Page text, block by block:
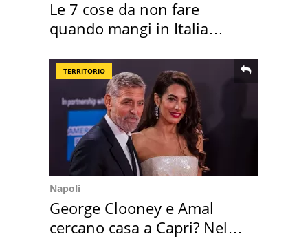
Le 7 cose da non fare
quando mangi in Italia
TERRITORIO
Napoli
George Clooney e Amal
cercano casa a Capri? Nel